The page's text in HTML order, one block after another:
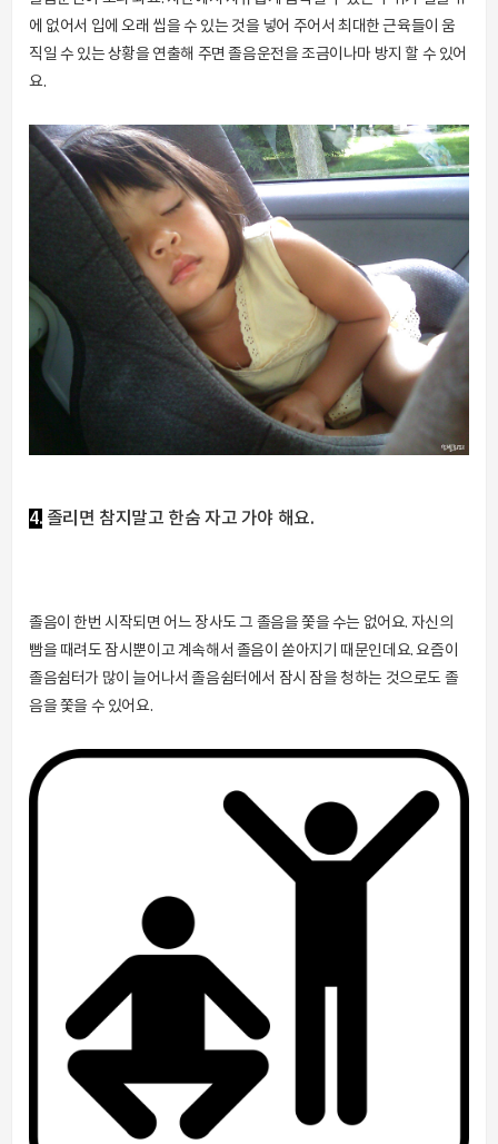
에 없어서 입에 오래 씹을 수 있는 것을 넣어 주어서 최대한 근육들이 움
직일 수 있는 상황을 연출해 주면 졸음운전을 조금이나마 방지 할 수 있어
요.
4. 졸리면 참지말고 한숨 자고 가야 해요.
졸음이 한번 시작되면 어느 장사도 그 졸음을 쫓을 수는 없어요. 자신의
빰을 때려도 잠시뿐이고 계속해서 졸음이 쏟아지기 때문인데요. 요즘이
졸음쉼터가 많이 늘어나서 졸음쉼터에서 잠시 잠을 청하는 것으로도 졸
음을 쫓을 수 있어요.